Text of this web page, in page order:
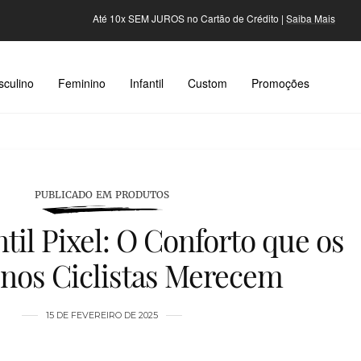
Até 10x SEM JUROS no Cartão de Crédito | Saiba Mais
Feminino Infantil Custom Promoções
PUBLICADO EM PRODUTOS
Pixel: O Conforto que os
Ciclistas Merecem
15 DE FEVEREIRO DE 2025